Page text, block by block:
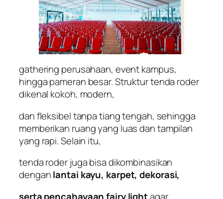
gathering perusahaan, event kampus,
hingga pameran besar. Struktur tenda roder
dikenal kokoh, modern,
dan fleksibel tanpa tiang tengah, sehingga
memberikan ruang yang luas dan tampilan
yang rapi. Selain itu,
tenda roder juga bisa dikombinasikan
denganlantai kayu, karpet, dekorasi,
serta pencahayaan fairy lightagar